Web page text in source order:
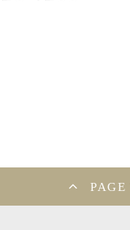
PAGE